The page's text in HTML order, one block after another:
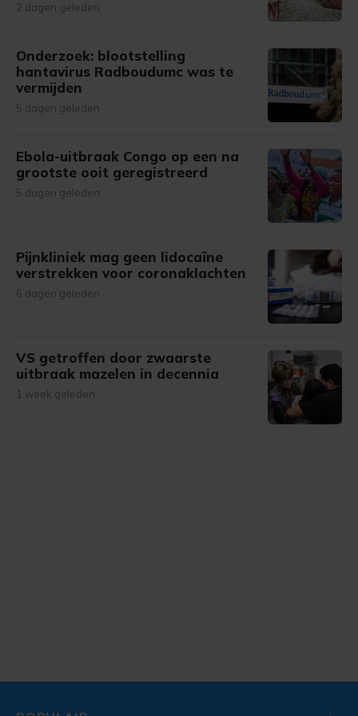
2 dagen geleden
Onderzoek: blootstelling
hantavirus Radboudumc was te
vermijden
5 dagen geleden
Ebola-uitbraak Congo op een na
grootste ooit geregistreerd
5 dagen geleden
Pijnkliniek mag geen lidocaïne
verstrekken voor coronaklachten
6 dagen geleden
VS getroffen door zwaarste
uitbraak mazelen in decennia
1 week geleden